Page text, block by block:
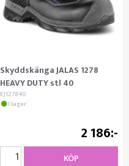
Skyddskänga JALAS 1278
HEAVY DUTY stl 40
EJ127840
I lager
2 186
KÖP